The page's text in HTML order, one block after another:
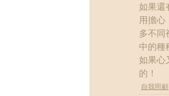
如果還
用擔心
多不同
中的種
如果心
的！
自我照顧